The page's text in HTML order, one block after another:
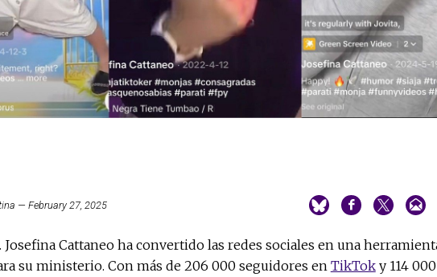
— February 27, 2025
Josefina Cattaneo ha convertido las redes sociales en una
su ministerio. Con más de 206 000 seguidores en TikToky 114